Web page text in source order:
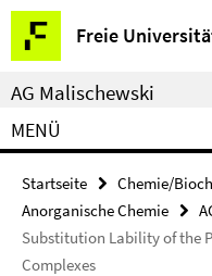
Springe
direkt
zu
Inhalt
Freie
Service-
Navigation
AG Malischewski
MENÜ
Startseite Chemie/
Anorganische Chemie
Substitution Lability of the
Complexes